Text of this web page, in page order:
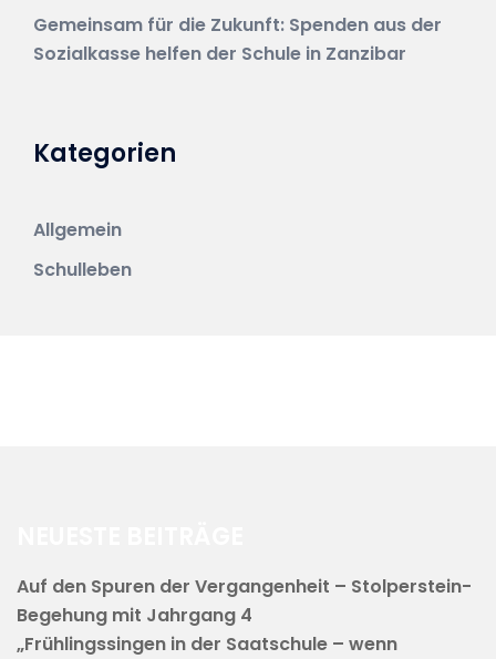
Gemeinsam für die Zukunft: Spenden aus der
Sozialkasse helfen der Schule in Zanzibar
Kategorien
Allgemein
Schulleben
Auf den Spuren der Vergangenheit – Stolperstein-
Begehung mit Jahrgang 4
„Frühlingssingen in der Saatschule – wenn